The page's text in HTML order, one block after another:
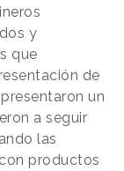
y
que
de
un
a seguir
las
productos